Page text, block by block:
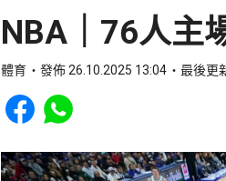
NBA｜76人
體育 發佈 26.10.2025 13:04 最後更
Share to Facebook
Share to WhatsApp